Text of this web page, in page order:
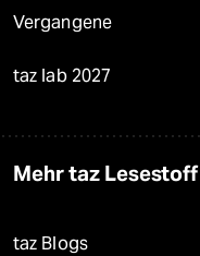
Vergangene
taz lab 2027
Mehr taz Lesestoff
taz Blogs